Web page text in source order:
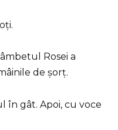
Rosei a
de șorț.
în gât. Apoi, cu voce